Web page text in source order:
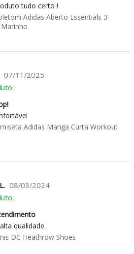
tudo certo !
Adidas Aberto Essentials 3-
07/11/2025
Adidas Manga Curta Workout
08/03/2024
qualidade.
DC Heathrow Shoes